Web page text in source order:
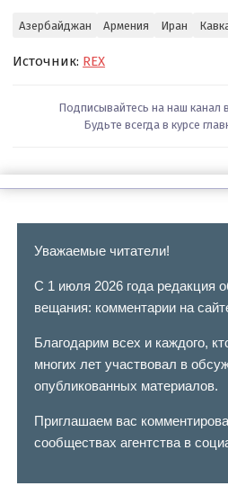
Азербайджан Армения Иран
Источник: REX
Подписывайтесь на наш канал в
Будьте всегда в курсе
Уважаемые читатели!
С 1 июля 2026 года редакция
вещания: комментарии на
Благодарим всех и каждого,
многих лет участвовал в
опубликованных материалов.
Приглашаем вас
сообществах агентства в